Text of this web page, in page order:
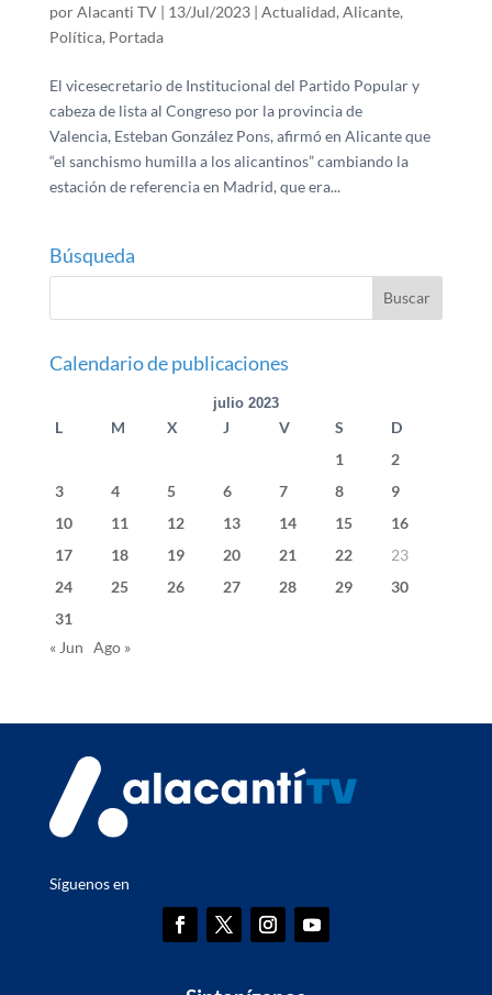
porAlacanti TV| 13/Jul/2023| Actualidad, Alicante,
Política, Portada
El vicesecretario de Institucional del Partido Popular y
cabeza de lista al Congreso por la provincia de
Valencia, Esteban González Pons, afirmó en Alicante que
“el sanchismo humilla a los alicantinos” cambiando la
estación de referencia en Madrid, que era...
Búsqueda
Calendario de publicaciones
julio 2023
L M X J V S
D
1
2
3
4 5 6 7 8
9
10
11 12 13 14 15
16
17
18 19 20 21 22
23
24
25 26 27 28 29
30
31
« Jun Ago »
Síguenos en